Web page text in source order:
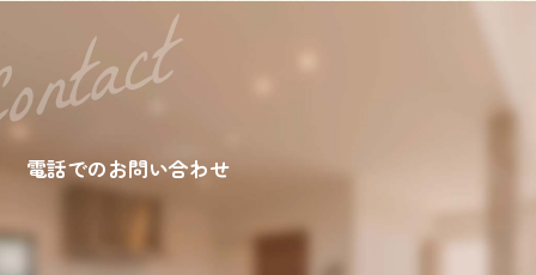
電話でのお問い合わせ